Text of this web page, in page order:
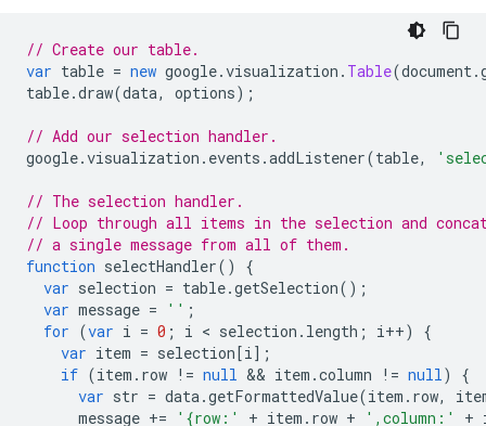
// Create our table.
var table = new google.visualization . Table(document.
table.draw(data, options);
// Add our selection handler.
google.visualization . events .addListener(table,
// The selection handler.
// Loop through all items in the selection and
// a single message from all of them.
function selectHandler()
{
var selection = table.getSelection();
var message = '' ;
for (var i = 0 ; i < selection . length ; i++)
{
var item = selection[i];
if (item . row != null && item .column != null)
{
var str = data.getFormattedValue(item . row,
message += '{row:' + item . row + ',column:' +